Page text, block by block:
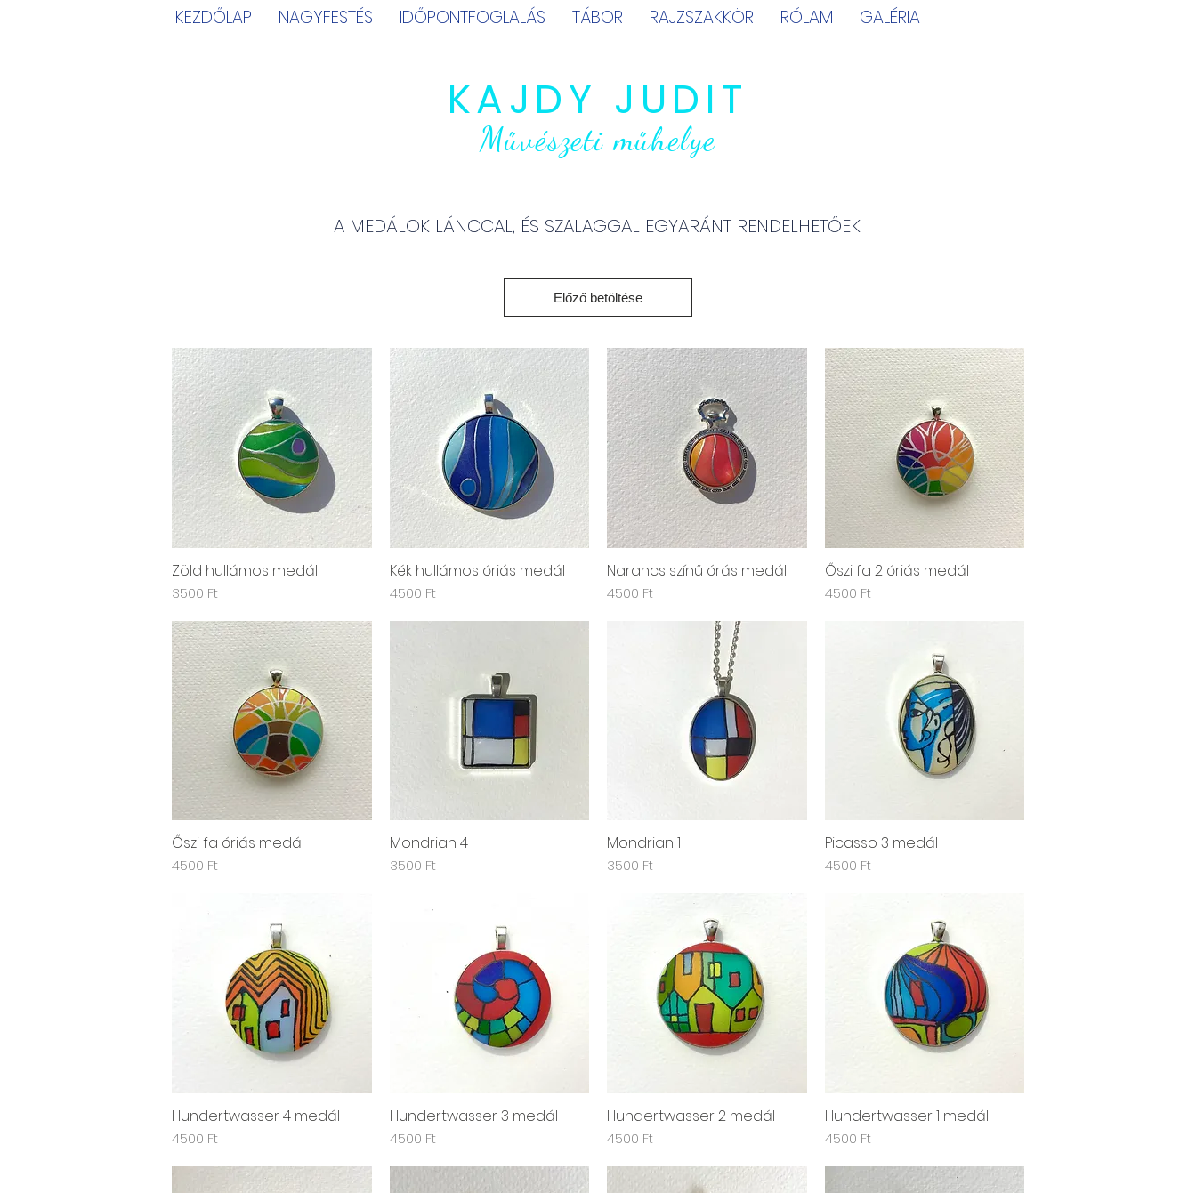
KEZDŐLAP NAGYFESTÉS IDŐPONTFOGLALÁS TÁBOR RAJZSZAKKÖR RÓLAM GALÉRIA
KAJDY JUDIT
Művészeti műhelye
A MEDÁLOK LÁNCCAL, ÉS SZALAGGAL EGYARÁNT RENDELHETŐEK
Előző betöltése
Gyorsnézet
Zöld hullámos medál
Ár
3500 Ft
Gyorsnézet
Kék hullámos óriás medál
Ár
4500 Ft
Gyorsnézet
Narancs színű órás medál
Ár
4500 Ft
Gyorsnézet
Őszi fa 2 óriás medál
Ár
4500 Ft
Gyorsnézet
Őszi fa óriás medál
Ár
4500 Ft
Gyorsnézet
Mondrian 4
Ár
3500 Ft
Gyorsnézet
Mondrian 1
Ár
3500 Ft
Gyorsnézet
Picasso 3 medál
Ár
4500 Ft
Gyorsnézet
Hundertwasser 4 medál
Ár
4500 Ft
Gyorsnézet
Hundertwasser 3 medál
Ár
4500 Ft
Gyorsnézet
Hundertwasser 2 medál
Ár
4500 Ft
Gyorsnézet
Hundertwasser 1 medál
Ár
4500 Ft